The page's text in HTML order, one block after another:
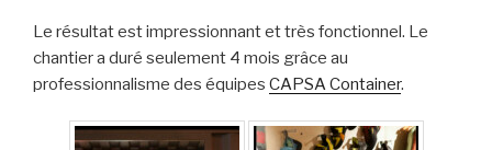
Le résultat est impressionnant et très fonctionnel. Le
chantier a duré seulement 4 mois grâce au
professionnalisme des équipes CAPSA Container.